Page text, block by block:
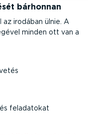
bárhonnan
irodában ülnie. A
minden ott van a
feladatokat